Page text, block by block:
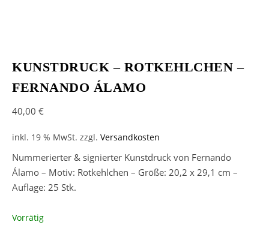
KUNSTDRUCK – ROTKEHLCHEN –
FERNANDO ÁLAMO
40,00 €
inkl. 19 % MwSt. zzgl. Versandkosten
Nummerierter & signierter Kunstdruck von Fernando
Álamo – Motiv: Rotkehlchen – Größe: 20,2 x 29,1 cm –
Auflage: 25 Stk.
Vorrätig